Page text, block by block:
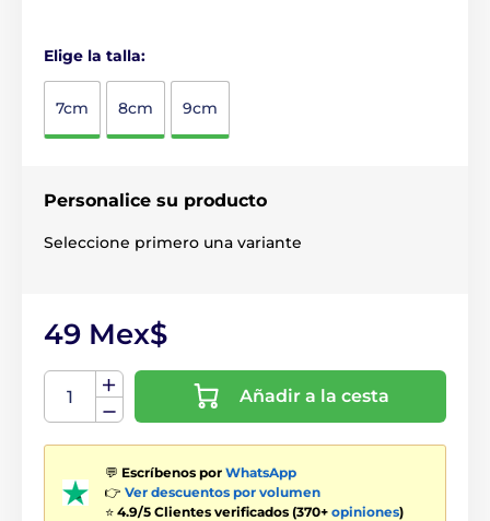
Elige la talla:
7cm 8cm 9cm
Personalice su producto
Seleccione primero una variante
49 Mex$
Añadir a la cesta
💬 Escríbenos por WhatsApp
👉 Ver descuentos por volumen
⭐ 4.9/5 Clientes verificados (370+ opiniones)